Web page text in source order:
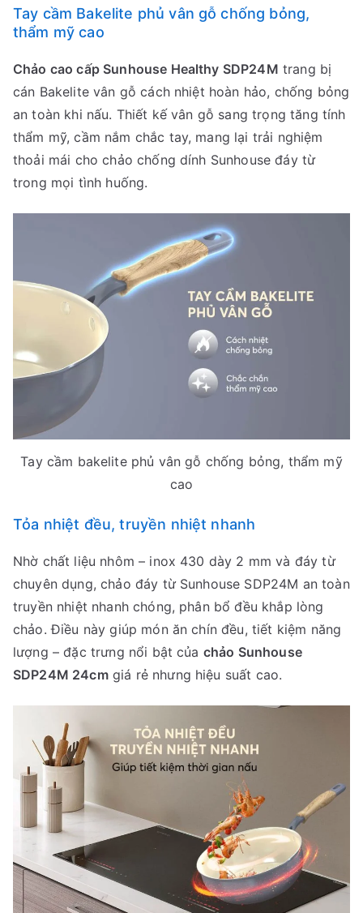
Tay cầm Bakelite phủ vân gỗ chống bỏng,
thẩm mỹ cao
Chảo cao cấp Sunhouse Healthy SDP24M trang bị
cán Bakelite vân gỗ cách nhiệt hoàn hảo, chống bỏng
an toàn khi nấu. Thiết kế vân gỗ sang trọng tăng tính
thẩm mỹ, cầm nắm chắc tay, mang lại trải nghiệm
thoải mái cho chảo chống dính Sunhouse đáy từ
trong mọi tình huống.
Tay cầm bakelite phủ vân gỗ chống bỏng, thẩm mỹ
cao
Tỏa nhiệt đều, truyền nhiệt nhanh
Nhờ chất liệu nhôm – inox 430 dày 2 mm và đáy từ
chuyên dụng, chảo đáy từ Sunhouse SDP24M an toàn
truyền nhiệt nhanh chóng, phân bổ đều khắp lòng
chảo. Điều này giúp món ăn chín đều, tiết kiệm năng
lượng – đặc trưng nổi bật của chảo Sunhouse
SDP24M 24cmgiá rẻ nhưng hiệu suất cao.